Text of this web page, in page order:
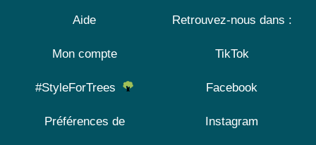
Aide
Mon compte
#StyleForTrees
Préférences de
Retrouvez-nous dans :
TikTok
Facebook
Instagram